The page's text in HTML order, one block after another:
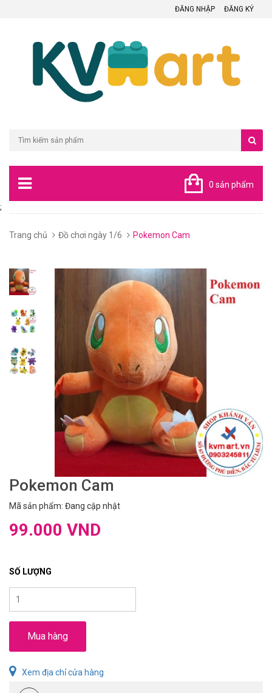
ĐĂNG NHẬP ĐĂNG KÝ
0 sản phẩm
;
Trang chủ Đồ chơi ngày 1/6 Pokemon Cam
Pokemon Cam
Mã sản phẩm: Đang cập nhật
99.000 VND
SỐ LƯỢNG
Mua hàng
Xem địa chỉ cửa hàng